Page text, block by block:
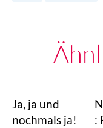
Ja, ja und
nochmals ja!
: